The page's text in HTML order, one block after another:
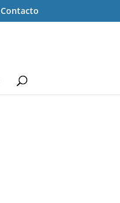
Contacto